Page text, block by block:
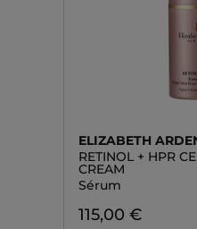
ELIZABETH
RETINOL + HPR
CREAM
Sérum
115,00 €